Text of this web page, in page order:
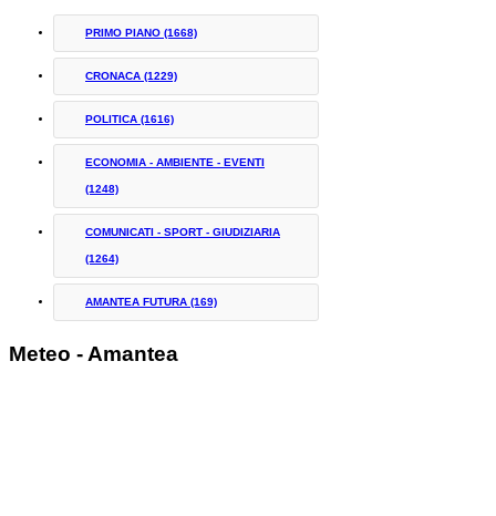
PRIMO PIANO (1668)
CRONACA (1229)
POLITICA (1616)
ECONOMIA - AMBIENTE - EVENTI
(1248)
COMUNICATI - SPORT - GIUDIZIARIA
(1264)
AMANTEA FUTURA (169)
Meteo - Amantea